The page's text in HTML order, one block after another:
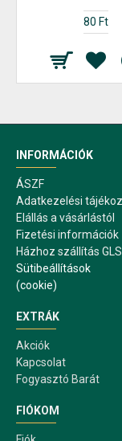
80 Ft
INFORMÁCIÓK
ÁSZF
Adatkezelési
Elállás a vásárlástól
Fizetési információk
Házhoz szállítás
Sütibeállítások
(cookie)
EXTRÁK
Akciók
Kapcsolat
Fogyasztó Barát
FIÓKOM